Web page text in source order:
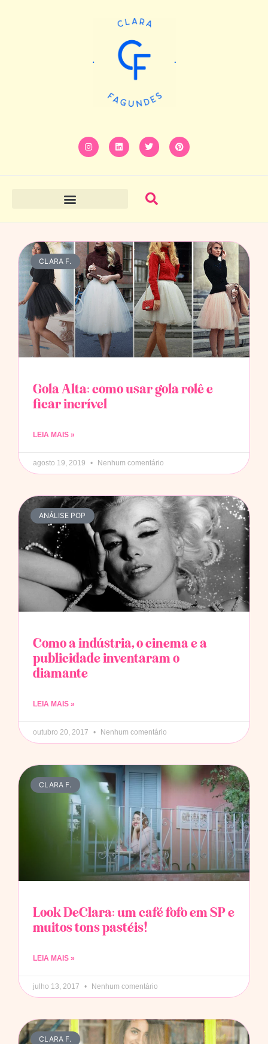
CLARA F.
Gola Alta: como usar gola rolê e
ficar incrível
LEIA MAIS »
agosto 19, 2019 Nenhum comentário
ANÁLISE POP
Como a indústria, o cinema e a
publicidade inventaram o
diamante
LEIA MAIS »
outubro 20, 2017 Nenhum comentário
CLARA F.
Look DeClara: um café fofo em SP e
muitos tons pastéis!
LEIA MAIS »
julho 13, 2017 Nenhum comentário
CLARA F.